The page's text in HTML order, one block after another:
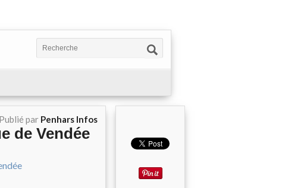
Publié par Penhars Infos
de Vendée